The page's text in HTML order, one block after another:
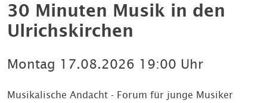
30 Minuten Musik in den
Ulrichskirchen
Montag 17.08.2026 19:00 Uhr
Musikalische Andacht - Forum für junge Musiker